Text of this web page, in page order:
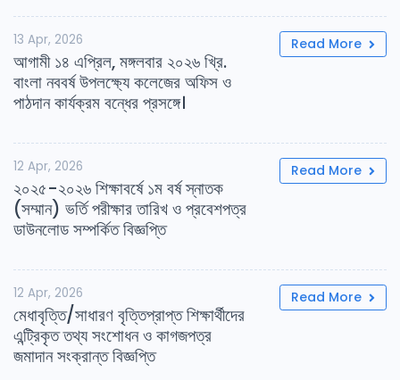
13 Apr, 2026
আগামী ১৪ এপ্রিল, মঙ্গলবার ২০২৬ খ্রি.
বাংলা নববর্ষ উপলক্ষ্যে কলেজের অফিস ও
পাঠদান কার্যক্রম বন্ধের প্রসঙ্গে।
Read More
12 Apr, 2026
২০২৫-২০২৬ শিক্ষাবর্ষে ১ম বর্ষ স্নাতক
(সম্মান) ভর্তি পরীক্ষার তারিখ ও প্রবেশপত্র
ডাউনলোড সম্পর্কিত বিজ্ঞপ্তি
Read More
12 Apr, 2026
মেধাবৃত্তি/সাধারণ বৃত্তিপ্রাপ্ত শিক্ষার্থীদের
এন্ট্রিকৃত তথ্য সংশোধন ও কাগজপত্র
জমাদান সংক্রান্ত বিজ্ঞপ্তি
Read More